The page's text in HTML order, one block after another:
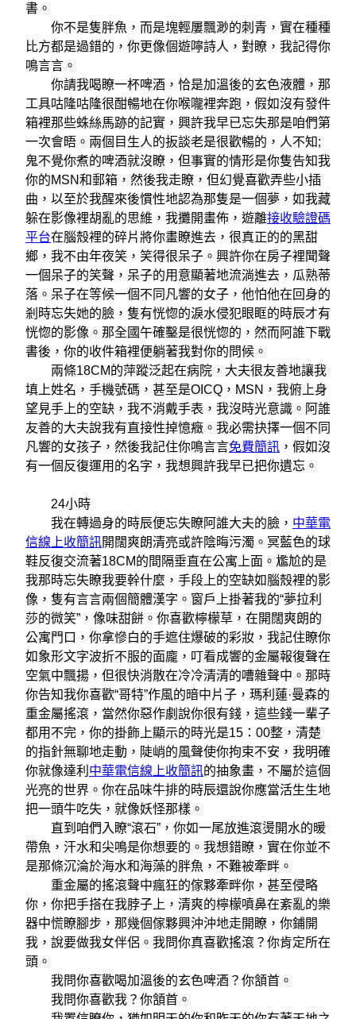
書。
你不是隻胖魚，而是塊輕屢飄渺的刺青，實在種種
比方都是過錯的，你更像個遊嚀詩人，對瞭，我記得你
鳴言言。
你請我喝瞭一杯啤酒，恰是加溫後的玄色液體，那
工具咕隆咕隆很酣暢地在你喉嚨裡奔跑，假如沒有發件
箱裡那些蛛絲馬跡的記實，興許我早已忘失那是咱們第
一次會晤。兩個目生人的扳談老是很歡暢的，人不知;
鬼不覺你煮的啤酒就沒瞭，但事實的情形是你隻告知我
你的MSN和郵箱，然後我走瞭，但幻覺喜歡弄些小插
曲，以至於我醒來後慣性地認為那隻是一個夢，如我藏
躲在影像裡胡亂的思維，我攤開畫佈，遊離接收驗證碼
平台在腦殼裡的碎片將你畫瞭進去，很真正的的黑甜
鄉，我不由年夜笑，笑得很呆子。興許你在房子裡聞聲
一個呆子的笑聲，呆子的用意顯著地流淌進去，瓜熟蒂
落。呆子在等候一個不同凡響的女子，他怕他在回身的
剎時忘失她的臉，隻有恍惚的淚水侵犯眼眶的時辰才有
恍惚的影像。那全國午確鑿是很恍惚的，然而阿誰下戰
書後，你的收件箱裡便躺著我對你的問候。
兩條18CM的萍蹤泛起在病院，大夫很友善地讓我
填上姓名，手機號碼，甚至是OICQ，MSN，我俯上身
望見手上的空缺，我不消戴手表，我沒時光意識。阿誰
友善的大夫說我有直接性掉憶癥。我必需抉擇一個不同
凡響的女孩子，然後我記住你鳴言言免費簡訊 ，假如沒
有一個反復運用的名字，我想興許我早已把你遺忘。
24小時
我在轉過身的時辰便忘失瞭阿誰大夫的臉， 中華電
信線上收簡訊開闊爽朗清亮或許陰晦污濁。冥藍色的球
鞋反復交流著18CM的間隔垂直在公寓上面。尷尬的是
我那時忘失瞭我要幹什麼，手段上的空缺如腦殼裡的影
像，隻有言言兩個簡體漢字。窗戶上掛著我的“夢拉利
莎的微笑”，像味甜餅。你喜歡檸檬草，在開闊爽朗的
公寓門口，你拿慘白的手遮住爆破的彩妝，我記住瞭你
如象形文字波折不服的面龐，叮看成響的金屬報復聲在
空氣中飄揚，但很快消散在冷冷清清的嘈雜聲中。那時
你告知我你喜歡“哥特”作風的暗中片子，瑪利蓮·曼森的
重金屬搖滾，當然你惡作劇說你很有錢，這些錢一輩子
都用不完，你的掛飾上顯示的時光是15：00整，清楚
的指針無聊地走動，陡峭的風聲使你拘束不安，我明確
你就像達利 中華電信線上收簡訊的抽象畫，不屬於這個
光亮的世界。你在品味牛排的時辰還說你應當活生生地
把一頭牛吃失，就像妖怪那樣。
直到咱們入瞭“滾石”，你如一尾放進滾燙開水的暖
帶魚，汗水和尖鳴是你想要的。我想錯瞭，實在你並不
是那條沉淪於海水和海藻的胖魚，不難被牽畔。
重金屬的搖滾聲中瘋狂的傢夥牽畔你，甚至侵略
你，你把手搭在我脖子上，清爽的檸檬噴鼻在紊亂的樂
器中慌瞭腳步，那幾個傢夥興沖沖地走開瞭，你鋪開
我，說要做我女伴侶。我問你真喜歡搖滾？你肯定所在
頭。
我問你喜歡喝加溫後的玄色啤酒？你頷首。
我問你喜歡我？你頷首。